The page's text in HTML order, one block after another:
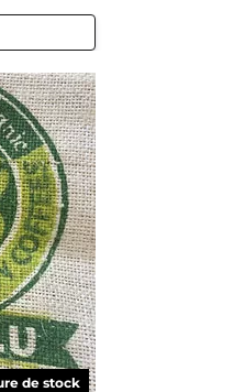
de stock